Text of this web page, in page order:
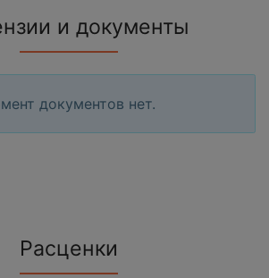
и документы
документов нет.
Расценки